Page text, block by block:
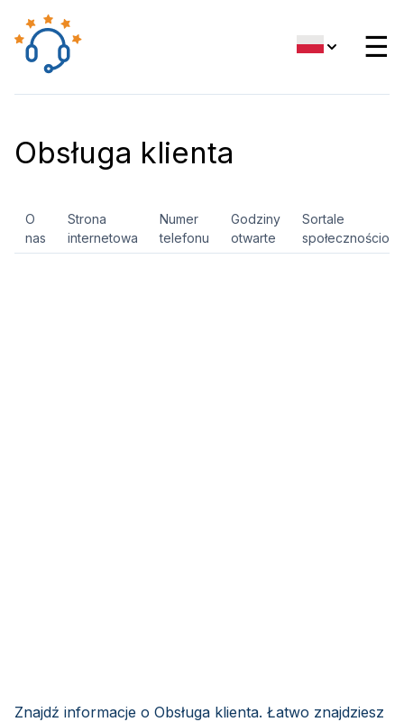
☰
Obsługa klienta
O
nas
Strona
internetowa
Numer
telefonu
Godziny
otwarte
Sortale
Znajdź informacje o Obsługa klienta. Łatwo znajdziesz